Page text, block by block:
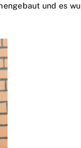
und es